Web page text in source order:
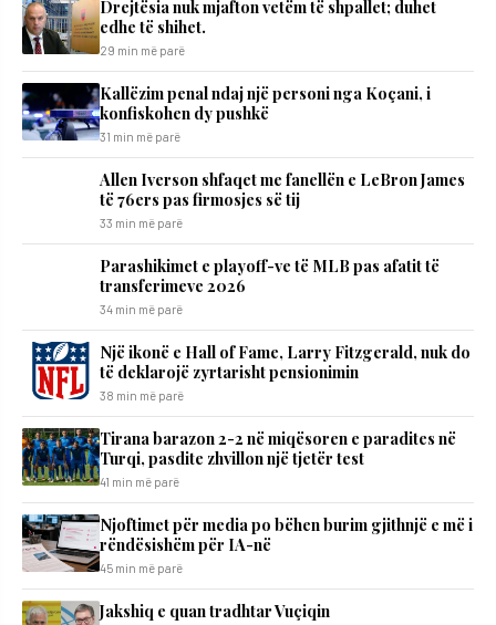
Drejtësia nuk mjafton vetëm të shpallet; duhet
edhe të shihet.
29 min më parë
Kallëzim penal ndaj një personi nga Koçani, i
konfiskohen dy pushkë
31 min më parë
Allen Iverson shfaqet me fanellën e LeBron James
të 76ers pas firmosjes së tij
33 min më parë
Parashikimet e playoff-ve të MLB pas afatit të
transferimeve 2026
34 min më parë
Një ikonë e Hall of Fame, Larry Fitzgerald, nuk do
të deklarojë zyrtarisht pensionimin
38 min më parë
Tirana barazon 2-2 në miqësoren e paradites në
Turqi, pasdite zhvillon një tjetër test
41 min më parë
Njoftimet për media po bëhen burim gjithnjë e më i
rëndësishëm për IA-në
45 min më parë
Jakshiq e quan tradhtar Vuçiqin